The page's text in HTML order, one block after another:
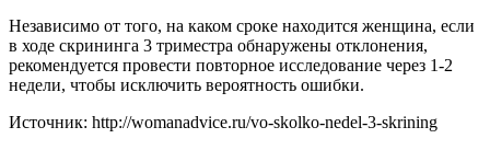
Независимо от того, на каком сроке находится женщина, если
в ходе скрининга 3 триместра обнаружены отклонения,
рекомендуется провести повторное исследование через 1-2
недели, чтобы исключить вероятность ошибки.
Источник: http://womanadvice.ru/vo-skolko-nedel-3-skrining